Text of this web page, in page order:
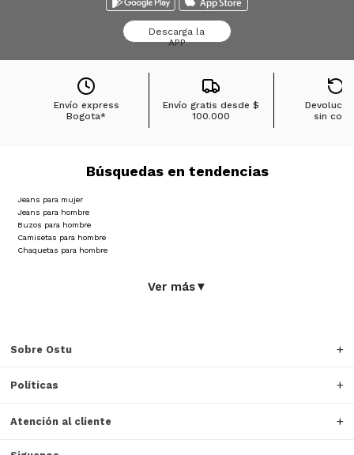
Descarga la
APP
Envío express
Bogota*
Envío gratis desde$
100.000
sin
Búsquedas en tendencias
Jeans para mujer
Jeans para hombre
Buzos para hombre
Camisetas para hombre
Chaquetas para hombre
Ver más▼
Sobre Ostu
Políticas
Atención al cliente